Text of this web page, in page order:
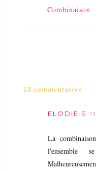
Combinaison
13 commentaires
ELODIE S
La
l'ensemble